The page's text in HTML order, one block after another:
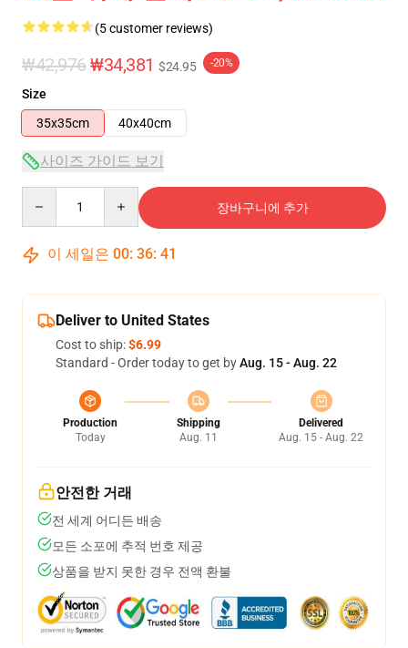
(5 customer reviews)
₩42,976₩34,381 $24.95 -20%
Size
35x35cm
40x40cm
사이즈 가이드 보기
장바구니에 추가
이 세일은 00: 36: 40
Deliver to United States
Cost to ship:$6.99
Standard - Order today to get byAug. 15 - Aug. 22
Production
Today
Shipping
Aug. 11
Delivered
Aug. 15 - Aug. 22
안전한 거래
전 세계 어디든 배송
모든 소포에 추적 번호 제공
상품을 받지 못한 경우 전액 환불